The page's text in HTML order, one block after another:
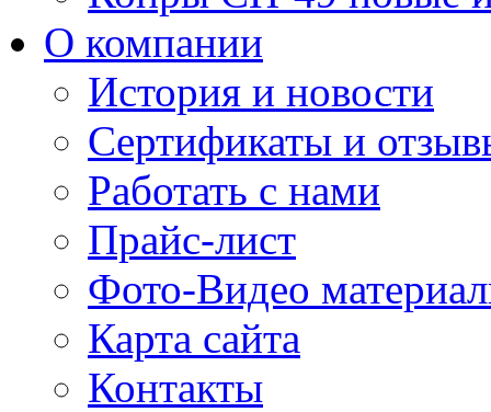
О компании
История и новости
Сертификаты и
Работать с нами
Прайс-лист
Фото-Видео
Карта сайта
Контакты